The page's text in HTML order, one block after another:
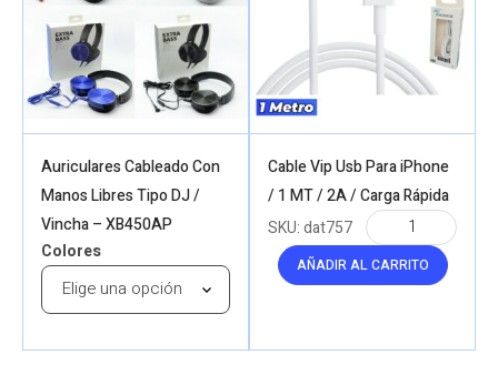
Auriculares Cableado Con
Manos Libres Tipo DJ /
Vincha – XB450AP
Colores
Cable Vip Usb Para iPhone
/ 1 MT / 2A / Carga Rápida
AÑADIR AL CARRITO
SKU:dat757